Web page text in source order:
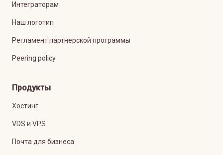
Интеграторам
Наш логотип
Регламент партнерской программы
Peering policy
Продукты
Хостинг
VDS и VPS
Почта для бизнеса